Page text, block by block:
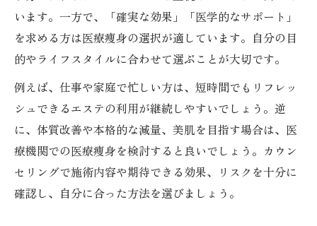
医療痩身とエステで迷う時の選び方のポイ
ント
自分の肌状態に合わせた医療痩身アプロー
チ
医療痩身で理想の美肌を叶えるための選択
術
ライフスタイル別に選ぶ医療痩身と美容療
法
医療痩身アプローチで満足するためのコツ
います。一方で、「確実な効果」「医学的なサポート」
を求める方は医療痩身の選択が適しています。自分の目
的やライフスタイルに合わせて選ぶことが大切です。
例えば、仕事や家庭で忙しい方は、短時間でもリフレッ
シュできるエステの利用が継続しやすいでしょう。逆
に、体質改善や本格的な減量、美肌を目指す場合は、医
療機関での医療痩身を検討すると良いでしょう。カウン
セリングで施術内容や期待できる効果、リスクを十分に
確認し、自分に合った方法を選びましょう。